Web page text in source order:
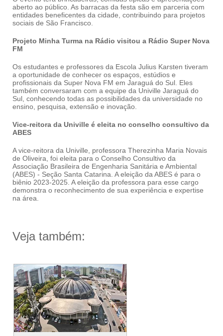
aberto ao público. As barracas da festa são em parceria com
entidades beneficentes da cidade, contribuindo para projetos
sociais de São Francisco.
Projeto Minha Turma na Rádio visitou a Rádio Super Nova
FM
Os estudantes e professores da Escola Julius Karsten tiveram
a oportunidade de conhecer os espaços, estúdios e
profissionais da Super Nova FM em Jaraguá do Sul. Eles
também conversaram com a equipe da Univille Jaraguá do
Sul, conhecendo todas as possibilidades da universidade no
ensino, pesquisa, extensão e inovação.
Vice-reitora da Univille é eleita no conselho consultivo da
ABES
A vice-reitora da Univille, professora Therezinha Maria Novais
de Oliveira, foi eleita para o Conselho Consultivo da
Associação Brasileira de Engenharia Sanitária e Ambiental
(ABES) - Seção Santa Catarina. A eleição da ABES é para o
biênio 2023-2025. A eleição da professora para esse cargo
demonstra o reconhecimento de sua experiência e expertise
na área.
Veja também: